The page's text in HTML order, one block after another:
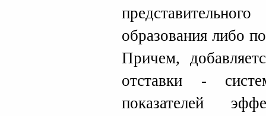
образования либо
Причем,
отставки -
показателей